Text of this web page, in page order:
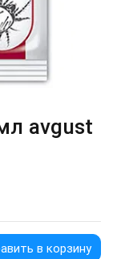
аvgust
в корзину